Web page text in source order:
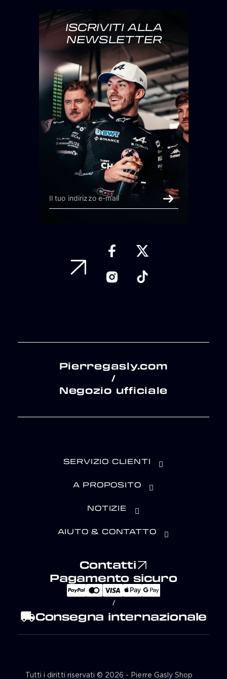
ISCRIVITI ALLA
NEWSLETTER
Pierregasly.com
/
Negozio ufficiale
SERVIZIO CLIENTI
A PROPOSITO
NOTIZIE
AIUTO & CONTATTO
Contatti
Pagamento sicuro
/
local_shippingConsegna internazionale
Tutti i diritti riservati © 2026 - Pierre Gasly Shop